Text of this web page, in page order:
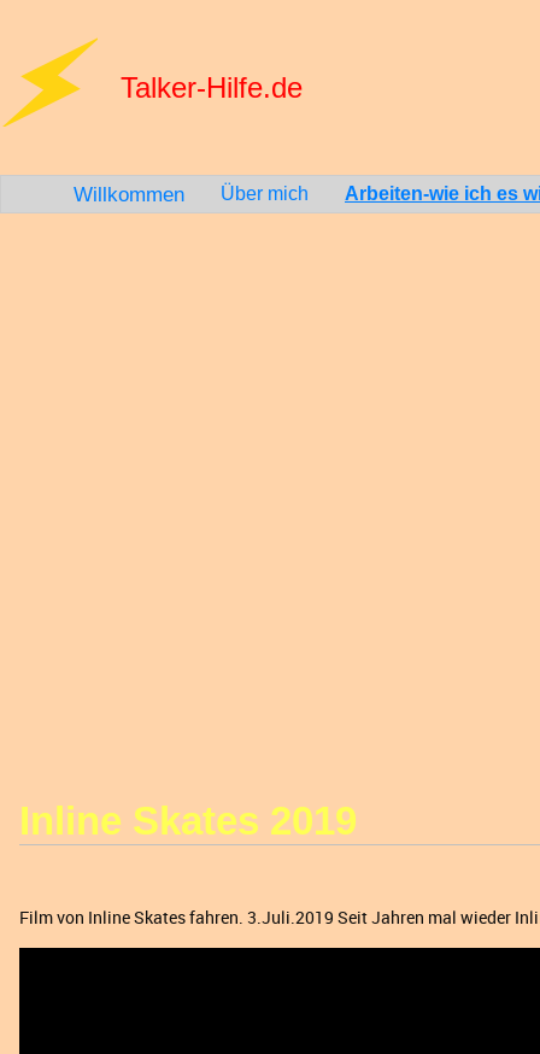
Talker-Hilfe.de
Willkommen Über mich Arbeiten-wie ich es
Inline Skates 2019
Film von Inline Skates fahren. 3.Juli.2019 Seit Jahren mal wieder